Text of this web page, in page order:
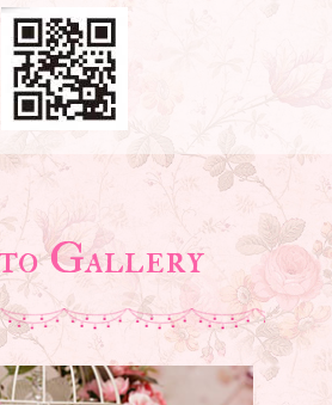
Gallery